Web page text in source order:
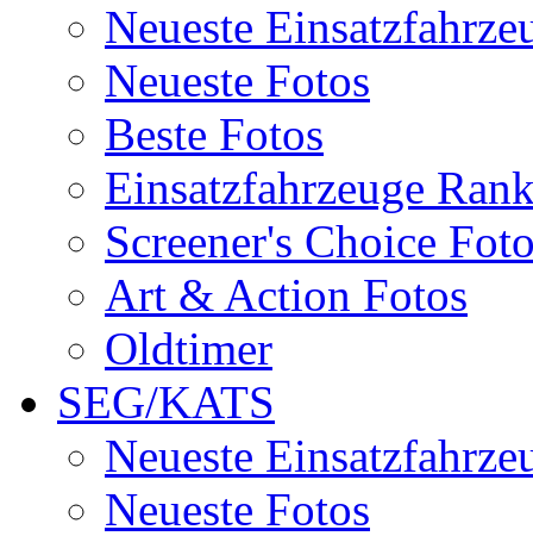
Neueste
Neueste Fotos
Beste Fotos
Einsatzfahrzeuge
Screener's Choice
Art & Action Fotos
Oldtimer
SEG/KATS
Neueste
Neueste Fotos